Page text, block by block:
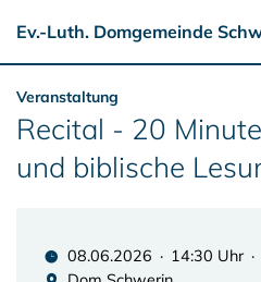
Ev.-Luth. Domgemeinde
Veranstaltung
Recital - 20
und biblische
08.06.2026 · 14:30 Uhr